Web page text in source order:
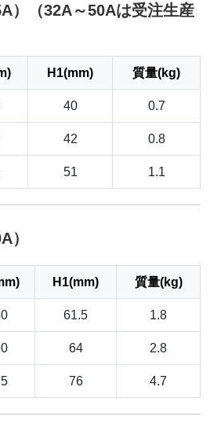
）（32A～50Aは受注生産
H1(mm) 質量(kg)
40 0.7
42 0.8
51 1.1
）
H1(mm) 質量(kg)
61.5 1.8
64 2.8
76 4.7